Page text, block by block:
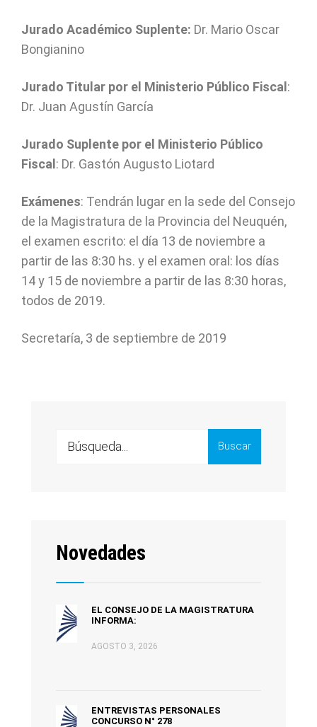
Jurado Académico Suplente: Dr. Mario Oscar
Bongianino
Jurado Titular por el Ministerio Público Fiscal:
Dr. Juan Agustín García
Jurado Suplente por el Ministerio Público
Fiscal: Dr. Gastón Augusto Liotard
Exámenes: Tendrán lugar en la sede del Consejo
de la Magistratura de la Provincia del Neuquén,
el examen escrito: el día 13 de noviembre a
partir de las 8:30 hs. y el examen oral: los días
14 y 15 de noviembre a partir de las 8:30 horas,
todos de 2019.
Secretaría, 3 de septiembre de 2019
Buscar
Novedades
EL CONSEJO DE LA MAGISTRATURA
INFORMA:
AGOSTO 3, 2026
ENTREVISTAS PERSONALES
CONCURSO N° 278